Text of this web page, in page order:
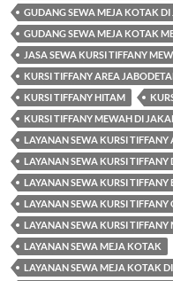
GUDANG SEWA MEJA KOTAK
GUDANG SEWA MEJA KOTAK
JASA SEWA KURSI TIFFANY
KURSI TIFFANY AREA
KURSI TIFFANY HITAM
KURSI TIFFANY MEWAH DI
LAYANAN SEWA KURSI TIFFANY
LAYANAN SEWA KURSI TIFFANY
LAYANAN SEWA KURSI
LAYANAN SEWA KURSI
LAYANAN SEWA KURSI
LAYANAN SEWA MEJA KOTAK
LAYANAN SEWA MEJA KOTAK